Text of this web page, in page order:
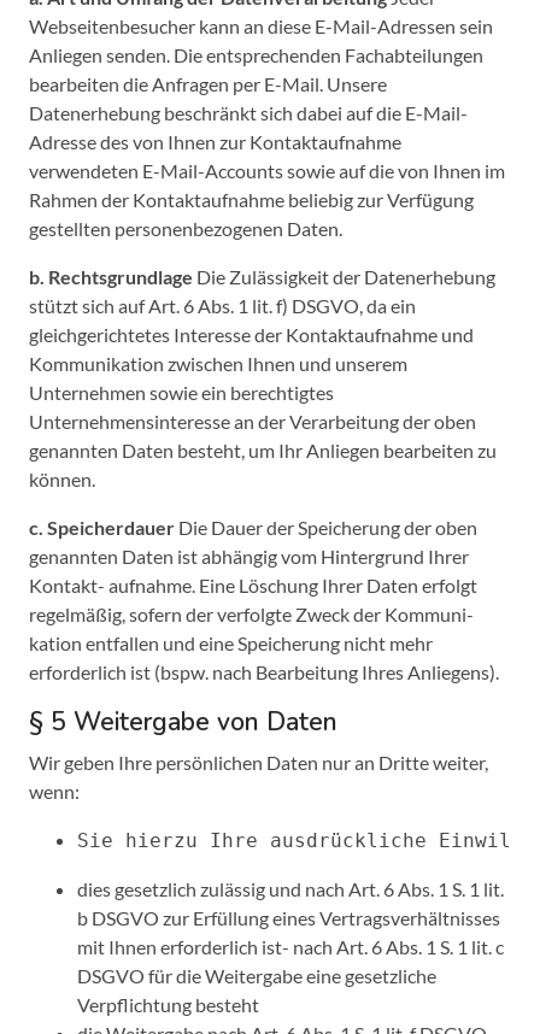
Webseitenbesucher kann an diese E-Mail-Adressen sein
Anliegen senden. Die entsprechenden Fachabteilungen
bearbeiten die Anfragen per E-Mail. Unsere
Datenerhebung beschränkt sich dabei auf die E-Mail-
Adresse des von Ihnen zur Kontaktaufnahme
verwendeten E-Mail-Accounts sowie auf die von Ihnen im
Rahmen der Kontaktaufnahme beliebig zur Verfügung
gestellten personenbezogenen Daten.
b. Rechtsgrundlage Die Zulässigkeit der Datenerhebung
stützt sich auf Art. 6 Abs. 1 lit. f) DSGVO, da ein
gleichgerichtetes Interesse der Kontaktaufnahme und
Kommunikation zwischen Ihnen und unserem
Unternehmen sowie ein berechtigtes
Unternehmensinteresse an der Verarbeitung der oben
genannten Daten besteht, um Ihr Anliegen bearbeiten zu
können.
c. Speicherdauer Die Dauer der Speicherung der oben
genannten Daten ist abhängig vom Hintergrund Ihrer
Kontakt- aufnahme. Eine Löschung Ihrer Daten erfolgt
regelmäßig, sofern der verfolgte Zweck der Kommuni-
kation entfallen und eine Speicherung nicht mehr
erforderlich ist (bspw. nach Bearbeitung Ihres Anliegens).
§ 5 Weitergabe von Daten
Wir geben Ihre persönlichen Daten nur an Dritte weiter,
wenn:
Sie hierzu Ihre ausdrückliche
dies gesetzlich zulässig und nach Art. 6 Abs. 1 S. 1 lit.
b DSGVO zur Erfüllung eines Vertragsverhältnisses
mit Ihnen erforderlich ist- nach Art. 6 Abs. 1 S. 1 lit. c
DSGVO für die Weitergabe eine gesetzliche
Verpflichtung besteht